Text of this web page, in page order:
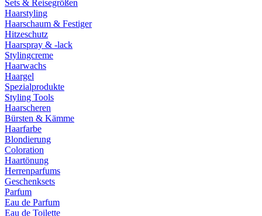
Sets & Reisegrößen
Haarstyling
Haarschaum & Festiger
Hitzeschutz
Haarspray & -lack
Stylingcreme
Haarwachs
Haargel
Spezialprodukte
Styling Tools
Haarscheren
Bürsten & Kämme
Haarfarbe
Blondierung
Coloration
Haartönung
Herrenparfums
Geschenksets
Parfum
Eau de Parfum
Eau de Toilette